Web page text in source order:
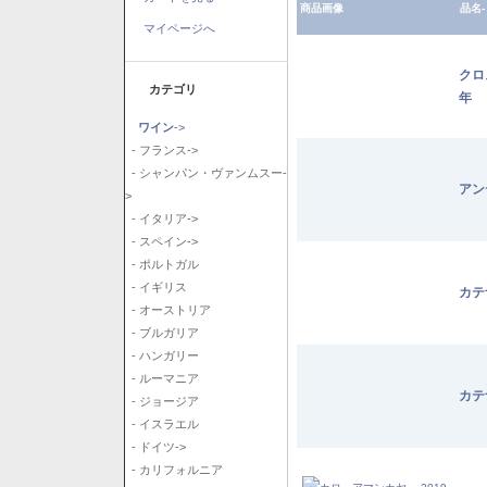
マイページへ
カテゴリ
ワイン->
- フランス->
- シャンパン・ヴァンムスー-
>
- イタリア->
- スペイン->
- ポルトガル
- イギリス
- オーストリア
- ブルガリア
- ハンガリー
- ルーマニア
- ジョージア
- イスラエル
- ドイツ->
- カリフォルニア
商品画像 品名-
ク
年
ア
カ
カ